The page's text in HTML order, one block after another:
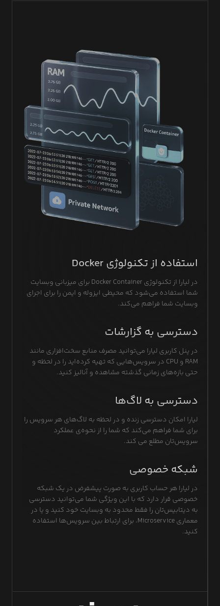
استفاده از تکنولوژی Docker
در لیارا از تکنولوژی Docker Container برای میزبانی وبسایت
شما استفاده می‌شود که محیطی ایزوله و ایمن را برای اجرای
وبسایت شما فراهم می‌کند.
دسترسی به گزارشات
در پنل کاربری لیارا می‌توانید مصرف منابع سخت‌افزاری مانند
RAM و CPU در سرویس‌هایی که تهیه کرده‌اید را در لحظه و
حتی بازه‌های زمانی گذشته مشاهده و آنالیز کنید.
دسترسی به لاگ‌ها
لیارا امکان دسترسی زنده و در لحظه به لاگ‌های هر سرویس را
برای شما فراهم می‌کند که شما را از نحوه‌ی عملکرد
سرویس‌تان مطلع می کند.
شبکه خصوصی
در لیارا هر حساب کاربری به صورت پیشفرض در یک شبکه
خصوصی قرار دارد که با این ویژگی شما می‌توانید دسترسی
به دیتابیس‌تان را فقط محدود به وبسایت خود کنید و یا در
معماری Microservice، برای ارتباط بین سرویس‌ها استفاده
کنید.